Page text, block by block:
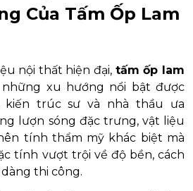
Của Tấm Ốp Lam
nội thất hiện đại, tấm ốp lam
xu hướng nổi bật được
kiến trúc sư và nhà thầu ưa
lượn sóng đặc trưng, vật liệu
tính thẩm mỹ khác biệt mà
tính vượt trội về độ bền, cách
thi công.